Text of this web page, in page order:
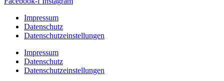
Impressum
Datenschutz
Datenschutzeinstellungen
Impressum
Datenschutz
Datenschutzeinstellungen